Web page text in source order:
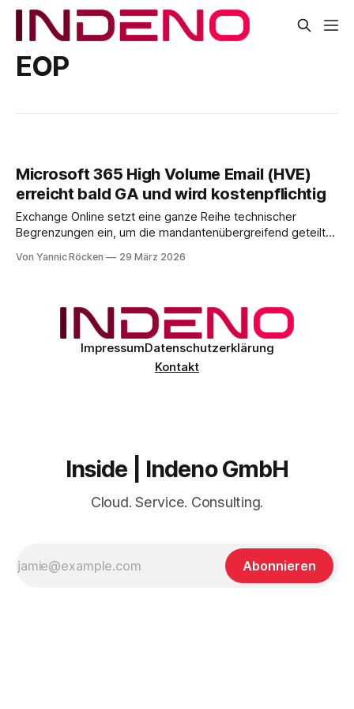
EOP
Microsoft 365 High Volume Email (HVE)
erreicht bald GA und wird kostenpflichtig
Exchange Online setzt eine ganze Reihe technischer
Begrenzungen ein, um die mandantenübergreifend geteilte
Auf Postfachebene greift das Recipient Rate Limit (RRL),
beschränkt, unabhängig davon, ob es sich
Von Yannic Röcken 29 März 2026
ImpressumDatenschutzerklärung
Kontakt
Inside | Indeno GmbH
Cloud. Service. Consulting.
Abonnieren